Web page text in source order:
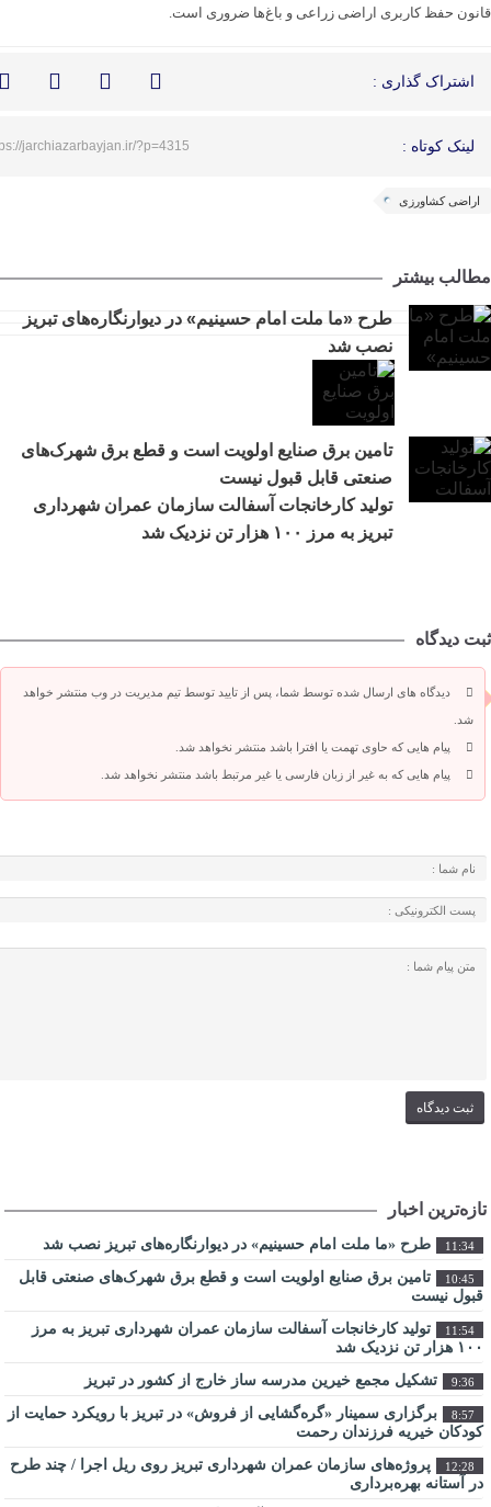
قانون حفظ کاربری اراضی زراعی و باغ‌ها ضروری است.
اشتراک گذاری :
لینک کوتاه : jarchiazarbayjan.ir/?p=4315
اراضی کشاورزی
مطالب بیشتر
طرح «ما ملت امام حسینیم» در دیوارنگاره‌های تبریز
نصب شد
تامین برق صنایع اولویت است و قطع برق شهرک‌های
صنعتی قابل قبول نیست
تولید کارخانجات آسفالت سازمان عمران شهرداری
تبریز به مرز ۱۰۰ هزار تن نزدیک شد
ثبت دیدگاه
دیدگاه های ارسال شده توسط شما، پس از تایید توسط تیم مدیریت در وب منتشر خواهد
شد.
پیام هایی که حاوی تهمت یا افترا باشد منتشر نخواهد شد.
پیام هایی که به غیر از زبان فارسی یا غیر مرتبط باشد منتشر نخواهد شد.
تازه‌ترین اخبار
11:34 طرح «ما ملت امام حسینیم» در دیوارنگاره‌های تبریز نصب شد
10:45
تامین برق صنایع اولویت است و قطع برق شهرک‌های صنعتی قابل
قبول نیست
11:54
تولید کارخانجات آسفالت سازمان عمران شهرداری تبریز به مرز
۱۰۰ هزار تن نزدیک شد
9:36 تشکیل مجمع خیرین مدرسه ‌ساز خارج از کشور در تبریز
8:57
برگزاری سمینار «گره‌گشایی از فروش» در تبریز با رویکرد حمایت از
کودکان خیریه فرزندان رحمت
12:28
پروژه‌های سازمان عمران شهرداری تبریز روی ریل اجرا / چند طرح
در آستانه بهره‌برداری